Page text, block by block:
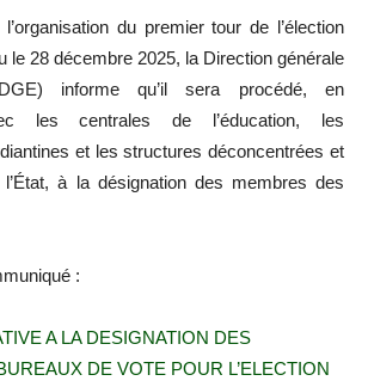
du premier tour de l’élection
le 28 décembre 2025, la Direction générale
informe qu’il sera procédé, en
les centrales de l’éducation, les
et les structures déconcentrées et
à la désignation des membres des
:
A LA DESIGNATION DES
DE VOTE POUR L’ELECTION